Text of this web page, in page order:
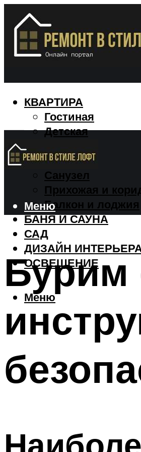
КВАРТИРА
Гостиная
Детская
Спальня
Санузел
Прихожая и
Балкон и лоджия
БАНЯ И САУНА
САД
ДИЗАЙН
ОСВЕЩЕНИЕ
Меню
Меню
Бурим